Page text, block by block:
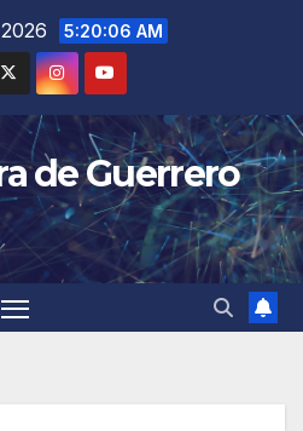
5:20:07 AM
de Guerrero